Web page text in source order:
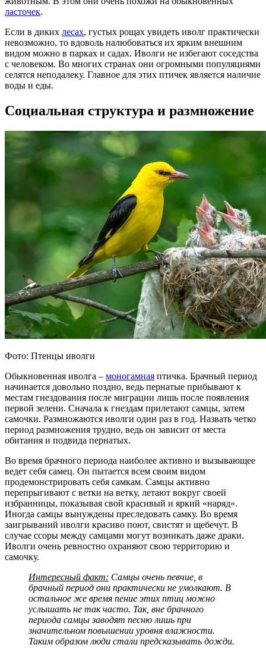
ласточек.
Если в диких лесах, густых рощах увидеть иволг практически
невозможно, то вдоволь налюбоваться их ярким внешним
видом можно в парках и садах. Иволги не избегают соседства
с человеком. Во многих странах они огромными популяциями
селятся неподалеку. Главное для этих птичек является наличие
воды и еды.
Социальная структура и размножение
Фото: Птенцы иволги
Обыкновенная иволга – моногамная птичка. Брачный период
начинается довольно поздно, ведь пернатые прибывают к
местам гнездования после миграции лишь после появления
первой зелени. Сначала к гнездам прилетают самцы, затем
самочки. Размножаются иволги один раз в год. Назвать четко
период размножения трудно, ведь он зависит от места
обитания и подвида пернатых.
Во время брачного периода наиболее активно и вызывающее
ведет себя самец. Он пытается всем своим видом
продемонстрировать себя самкам. Самцы активно
перепрыгивают с ветки на ветку, летают вокруг своей
избранницы, показывая свой красивый и яркий «наряд».
Иногда самцы вынуждены преследовать самку. Во время
заигрываний иволги красиво поют, свистят и щебечут. В
случае ссоры между самцами могут возникать даже драки.
Иволги очень ревностно охраняют свою территорию и
самочку.
Интересный факт: Самцы очень певчие, в
брачный период они практически не умолкают. В
остальное же время пение этих птиц можно
услышать не так часто. Так, вне брачного
периода самцы заводят песню лишь при
значительном повышении уровня влажности.
Таким образом люди стали предсказывать дожди.